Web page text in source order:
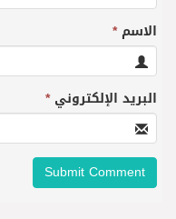
الاسم*
البريد الإلكتروني*